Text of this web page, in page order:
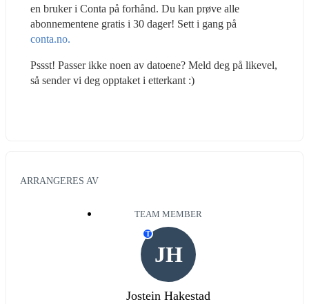
en bruker i Conta på forhånd. Du kan prøve alle
conta.no.
Pssst! Passer ikke noen av datoene? Meld deg på likevel,
så sender vi deg opptaket i etterkant :)
ARRANGERES AV
TEAM MEMBER
JH
T
Jostein Hakestad